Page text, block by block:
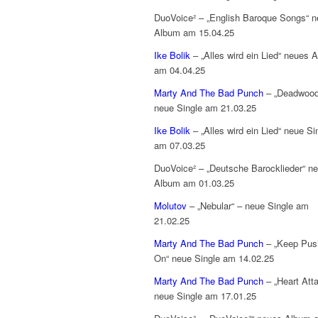
DuoVoice² – „English Baroque Songs“
Album am 15.04.25
Ike Bolik – „Alles wird ein Lied“ neues
am 04.04.25
Marty And The Bad Punch –
neue Single am 21.03.25
Ike Bolik – „Alles wird ein Lied“ neue
am 07.03.25
DuoVoice² – „Deutsche Barocklieder“
Album am 01.03.25
Molutov – „Nebular“ – neue Single am
21.02.25
Marty And The Bad Punch – „Keep
On“ neue Single am 14.02.25
Marty And The Bad Punch – „Heart
neue Single am 17.01.25